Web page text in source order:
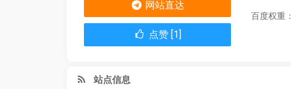
百度权重：
网站直达
点赞 [1]
站点信息